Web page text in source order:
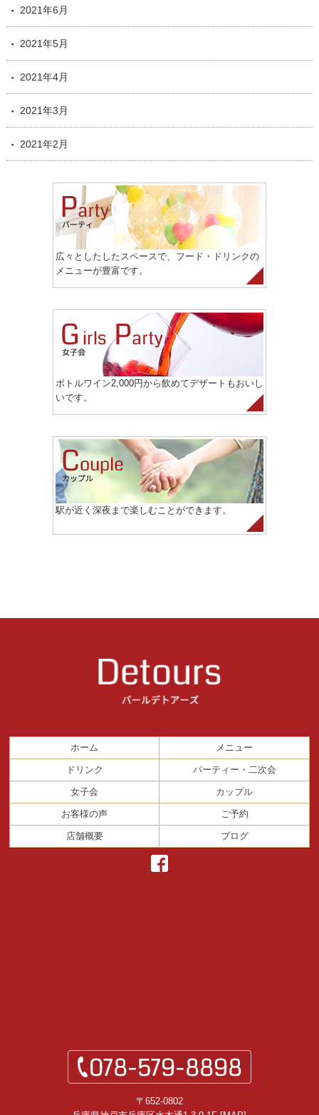
2021年6月
2021年5月
2021年4月
2021年3月
2021年2月
広々としたしたスペースで、フード・ドリンクの
メニューが豊富です。
ボトルワイン2,000円から飲めてデザートもおいし
いです。
駅が近く深夜まで楽しむことができます。
ホーム メニュー
ドリンク パーティー・二次会
女子会 カップル
お客様の声 ご予約
店舗概要 ブログ
〒652-0802